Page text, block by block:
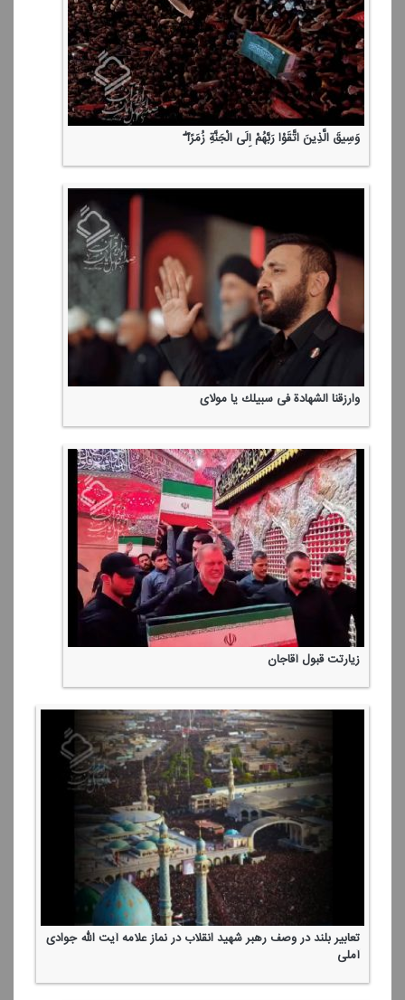
وَسِیقَ الَّذِینَ اتَّقَوْا رَبَّهُمْ إِلَی الْجَنَّةِ زُمَرًا ۖ
وارزقنا الشهادة فی سبیلك یا مولای
زیارتت قبول آقاجان
تعابیر بلند در وصف رهبر شهید انقلاب در نماز علامه آیت الله جوادی
آملی